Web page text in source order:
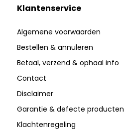
Klantenservice
Algemene voorwaarden
Bestellen & annuleren
Betaal, verzend & ophaal info
Contact
Disclaimer
Garantie & defecte producten
Klachtenregeling